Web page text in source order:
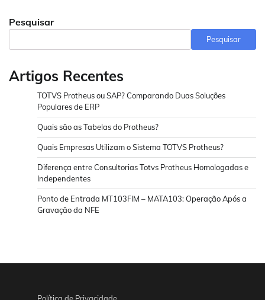
Pesquisar
Pesquisar
Artigos Recentes
TOTVS Protheus ou SAP? Comparando Duas Soluções
Populares de ERP
Quais são as Tabelas do Protheus?
Quais Empresas Utilizam o Sistema TOTVS Protheus?
Diferença entre Consultorias Totvs Protheus Homologadas e
Independentes
Ponto de Entrada MT103FIM – MATA103: Operação Após a
Gravação da NFE
Política de Privacidade